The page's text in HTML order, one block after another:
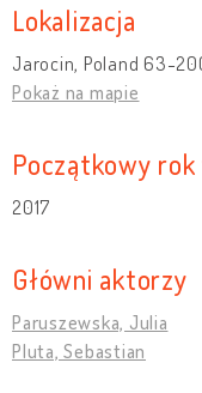
Lokalizacja
Jarocin, Poland 63-
Pokaż na mapie
Początkowy
2017
Główni aktorzy
Paruszewska, Julia
Pluta, Sebastian